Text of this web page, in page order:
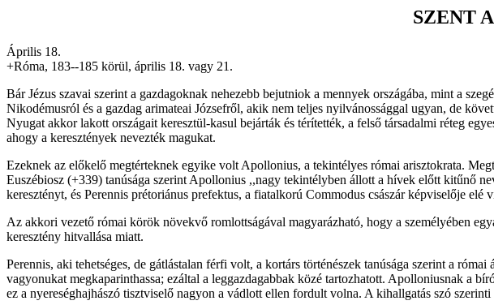
SZENT
Április 18.
+Róma, 183--185 körül, április 18. vagy 21.
Bár Jézus szavai szerint a gazdagoknak nehezebb bejutniok a mennyek országába, mint a
Nikodémusról és a gazdag arimateai Józsefről, akik nem teljes nyilvánossággal ugyan, de
Nyugat akkor lakott országait keresztül-kasul bejárták és térítették, a felső társadalmi réteg
ahogy a keresztények nevezték magukat.
Ezeknek az előkelő megtérteknek egyike volt Apollonius, a tekintélyes római arisztokrata.
Euszébiosz (+339) tanúsága szerint Apollonius ,,nagy tekintélyben állott a hívek előtt kitűnő
keresztényt, és Perennis prétoriánus prefektus, a fiatalkorú Commodus császár képviselője elé
Az akkori vezető római körök növekvő romlottságával magyarázható, hogy a személyében
keresztény hitvallása miatt.
Perennis, aki tehetséges, de gátlástalan férfi volt, a kortárs történészek tanúsága szerint a
vagyonukat megkaparinthassa; ezáltal a leggazdagabbak közé tartozhatott. Apolloniusnak a
ez a nyereséghajhászó tisztviselő nagyon a vádlott ellen fordult volna. A kihallgatás szó szerinti